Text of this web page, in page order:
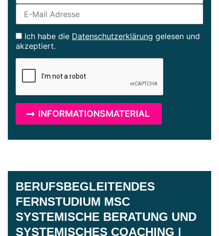
Ich habe die Datenschutzerklärung gelesen und
akzeptiert.
BERUFSBEGLEITENDES
FERNSTUDIUM MSC
SYSTEMISCHE BERATUNG UND
SYSTEMISCHES COACHING |